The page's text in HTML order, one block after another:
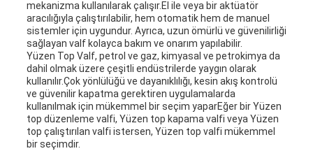
mekanizma kullanılarak çalışır.El ile veya bir aktüatör
aracılığıyla çalıştırılabilir, hem otomatik hem de manuel
sistemler için uygundur. Ayrıca, uzun ömürlü ve güvenilirliği
sağlayan valf kolayca bakım ve onarım yapılabilir.
Yüzen Top Valf, petrol ve gaz, kimyasal ve petrokimya da
dahil olmak üzere çeşitli endüstrilerde yaygın olarak
kullanılır.Çok yönlülüğü ve dayanıklılığı, kesin akış kontrolü
ve güvenilir kapatma gerektiren uygulamalarda
kullanılmak için mükemmel bir seçim yaparEğer bir Yüzen
top düzenleme valfi, Yüzen top kapama valfi veya Yüzen
top çalıştırılan valfi istersen, Yüzen top valfi mükemmel
bir seçimdir.